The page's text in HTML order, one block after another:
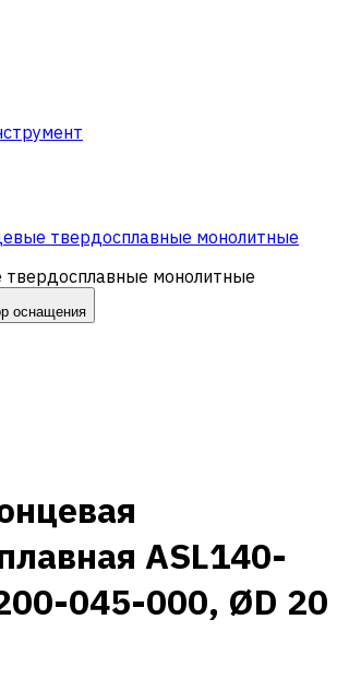
твердосплавные монолитные
монолитные
оснащения
ASL140-
045-000, ØD 20